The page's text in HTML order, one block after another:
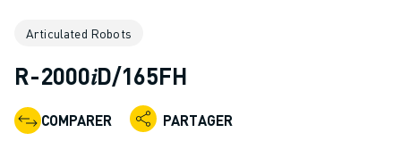
ROBOTS COLLABORATIFS
CONTRÔLEURS DE ROBOTS
ACCESSOIRES POUR ROBOTS
LOGICIEL ROBOT
Articulated Robots
R-2000𝑖D/165FH
COMPARER PARTAGER